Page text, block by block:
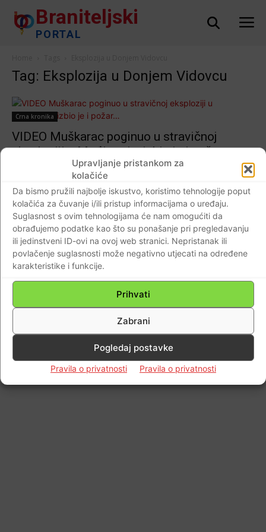
Upravljanje pristankom za
kolačiće
Da bismo pružili najbolje iskustvo, koristimo tehnologije poput
kolačića za čuvanje i/ili pristup informacijama o uređaju.
Suglasnost s ovim tehnologijama će nam omogućiti da
obrađujemo podatke kao što su ponašanje pri pregledavanju
ili jedinstveni ID-ovi na ovoj web stranici. Nepristanak ili
povlačenje suglasnosti može negativno utjecati na određene
karakteristike i funkcije.
Prihvati
Zabrani
Pogledaj postavke
Pravila o privatnosti Pravila o privatnosti
Braniteljski
PORTAL
Tag: Eksplozija u Donjem Vidovcu
Crna kronika
VIDEO Muškarac poginuo u stravičnoj
eksploziji u Međimurju, izbio je i požar…
Braniteljski portal - 18.03.2019 0
Impressum Kontaktirajte nas Pravila o privatnosti
© Newspaper WordPress Theme by TagDiv